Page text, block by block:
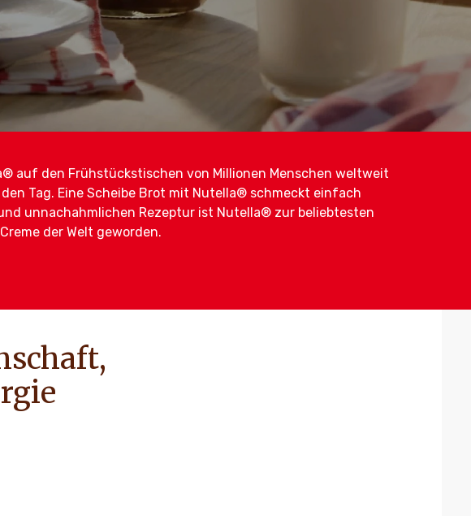
auf den Frühstückstischen von Millionen Menschen weltweit
Tag. Eine Scheibe Brot mit Nutella® schmeckt einfach
unnachahmlichen Rezeptur ist Nutella® zur beliebtesten
der Welt geworden.